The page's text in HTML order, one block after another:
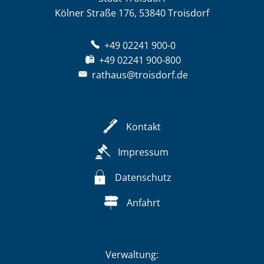
Kölner Straße 176, 53840 Troisdorf
+49 02241 900-0
+49 02241 900-800
rathaus@troisdorf.de
Kontakt
Impressum
Datenschutz
Anfahrt
Verwaltung: